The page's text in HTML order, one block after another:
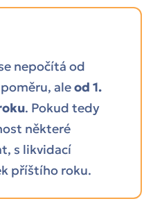
nepočítá od
aleod 1.
. Pokud tedy
některé
s likvidací
příštího roku.